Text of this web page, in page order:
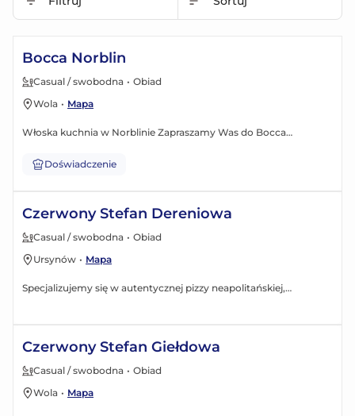
Bocca Norblin
Casual / swobodna • Obiad
Wola • Mapa
Włoska kuchnia w Norblinie Zapraszamy Was do Bocca
prawdziwym włoskim domu. Od dziś prawdziwą włoską kuchnię
Woli.
Doświadczenie
Czerwony Stefan Dereniowa
Casual / swobodna • Obiad
Ursynów • Mapa
Specjalizujemy się w autentycznej pizzy neapolitańskiej,
coś dla siebie.
Czerwony Stefan Giełdowa
Casual / swobodna • Obiad
Wola • Mapa